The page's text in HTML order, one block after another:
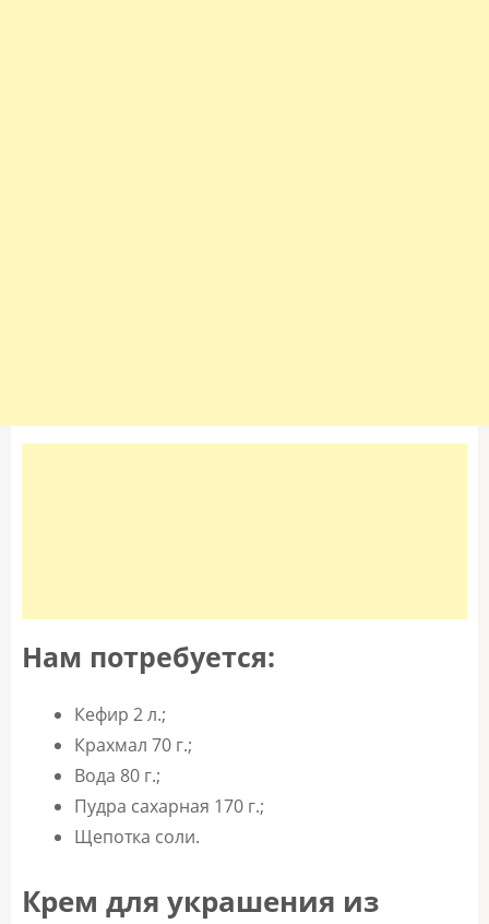
Нам потребуется:
Кефир 2 л.;
Крахмал 70 г.;
Вода 80 г.;
Пудра сахарная 170 г.;
Щепотка соли.
Крем для украшения из